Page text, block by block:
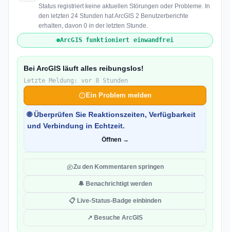
Status registriert keine aktuellen Störungen oder Probleme. In
den letzten 24 Stunden hat ArcGIS 2 Benutzerberichte
erhalten, davon 0 in der letzten Stunde.
ArcGIS funktioniert einwandfrei
Bei ArcGIS läuft alles reibungslos!
Letzte Meldung: vor 8 Stunden
Ein Problem melden
🌐 Überprüfen Sie Reaktionszeiten, Verfügbarkeit
und Verbindung in Echtzeit.
Öffnen →
Zu den Kommentaren springen
🔔 Benachrichtigt werden
📋 Live-Status-Badge einbinden
↗ Besuche ArcGIS